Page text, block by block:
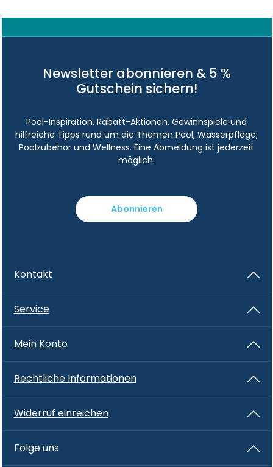
Newsletter abonnieren & 5 %
Gutschein sichern!
Pool-Inspiration, Rabatt-Aktionen, Gewinnspiele und
hilfreiche Tipps rund um die Themen Pool, Wasserpflege,
Poolzubehör und Wellness. Eine Abmeldung ist jederzeit
möglich.
Abonnieren
Kontakt
Service
Mein Konto
Rechtliche Informationen
Widerruf einreichen
Folge uns